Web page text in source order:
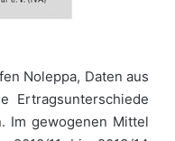
Noleppa, Daten aus
Ertragsunterschiede
Im gewogenen Mittel